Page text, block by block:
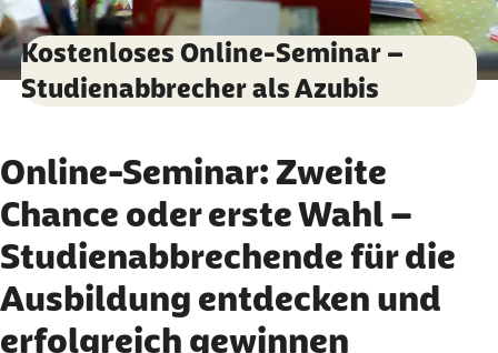
Kostenloses Online-Seminar –
Studienabbrecher als Azubis
Online-Seminar: Zweite
Chance oder erste Wahl –
Studienabbrechende für die
Ausbildung entdecken und
erfolgreich gewinnen